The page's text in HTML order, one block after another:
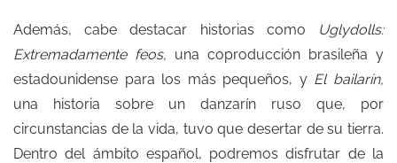
Además, cabe destacar historias como
Uglydolls:
Extremadamente feos, una coproducción brasileña y
estadounidense para los más pequeños, y El bailarín,
una historia sobre un danzarín ruso que, por
circunstancias de la vida, tuvo que desertar de su tierra.
Dentro del ámbito español, podremos disfrutar de la